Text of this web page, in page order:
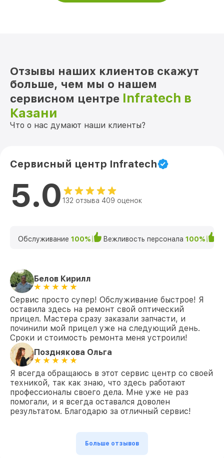
Отзывы наших клиентов скажут
больше, чем мы о нашем
сервисном центре Infratech в
Казани
Что о нас думают наши клиенты?
Сервисный центр Infratech
5.0 132 отзыва 409 оценок
Обслуживание 100% Вежливость персонала 100%
Белов Кирилл
Сервис просто супер! Обслуживание быстрое! Я
оставила здесь на ремонт свой оптический
прицел. Мастера сразу заказали запчасти, и
починили мой прицел уже на следующий день.
Сроки и стоимость ремонта меня устроили!
Позднякова Ольга
Я всегда обращаюсь в этот сервис центр со своей
техникой, так как знаю, что здесь работают
профессионалы своего дела. Мне уже не раз
помогали, и я всегда оставался доволен
результатом. Благодарю за отличный сервис!
Больше отзывов